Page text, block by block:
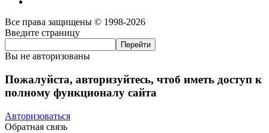
Все права защищены © 1998-2026
Введите страницу
Вы не авторизованы
Пожалуйста, авторизуйтесь, чтоб иметь доступ к
полному функционалу сайта
Авторизоваться
Обратная связь